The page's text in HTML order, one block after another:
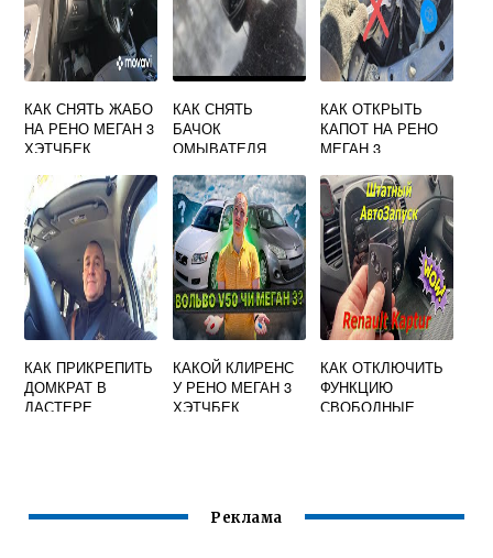
КАК СНЯТЬ ЖАБО
НА РЕНО МЕГАН 3
ХЭТЧБЕК
КАК СНЯТЬ
БАЧОК
ОМЫВАТЕЛЯ
КАК ОТКРЫТЬ
КАПОТ НА РЕНО
МЕГАН 3
КАК ПРИКРЕПИТЬ
ДОМКРАТ В
ДАСТЕРЕ
КАКОЙ КЛИРЕНС
У РЕНО МЕГАН 3
ХЭТЧБЕК
КАК ОТКЛЮЧИТЬ
ФУНКЦИЮ
СВОБОДНЫЕ
Реклама